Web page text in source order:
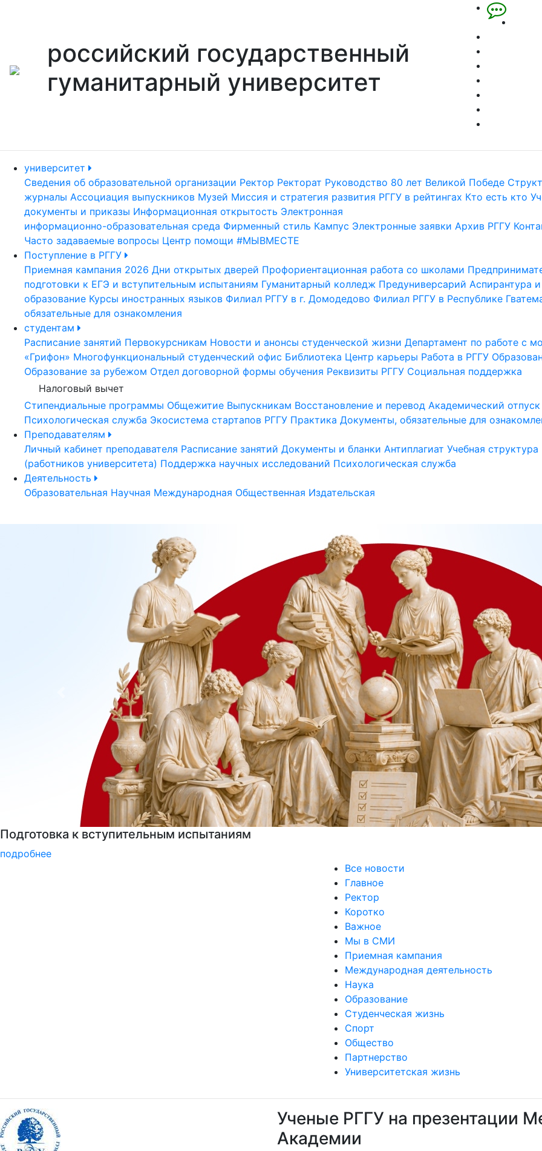
российский государственный
гуманитарный университет
университет
Сведения об образовательной организации Ректор Ректорат Руководство 80 лет Великой Победе
журналы Ассоциация выпускников Музей Миссия и стратегия развития РГГУ в рейтингах Кто есть кто
документы и приказы Информационная открытость Электронная
информационно-образовательная среда Фирменный стиль Кампус Электронные заявки Архив РГГУ
Часто задаваемые вопросы Центр помощи #МЫВМЕСТЕ
Поступление в РГГУ
Приемная кампания 2026 Дни открытых дверей Профориентационная работа со школами
подготовки к ЕГЭ и вступительным испытаниям Гуманитарный колледж Предуниверсарий Аспирантура
образование Курсы иностранных языков Филиал РГГУ в г. Домодедово Филиал РГГУ в Республике
обязательные для ознакомления
студентам
Расписание занятий Первокурсникам Новости и анонсы студенческой жизни Департамент по работе с
«Грифон» Многофункциональный студенческий офис Библиотека Центр карьеры Работа в РГГУ
Образование за рубежом Отдел договорной формы обучения Реквизиты РГГУ Социальная поддержка
Налоговый вычет
Стипендиальные программы Общежитие Выпускникам Восстановление и перевод Академический отпуск
Психологическая служба Экосистема стартапов РГГУ Практика Документы, обязательные для
Преподавателям
Личный кабинет преподавателя Расписание занятий Документы и бланки Антиплагиат Учебная структура
(работников университета) Поддержка научных исследований Психологическая служба
Деятельность
Образовательная Научная Международная Общественная Издательская
Подготовительные курсы к ЕГЭ
подробнее
Все новости
Главное
Ректор
Коротко
Важное
Мы в СМИ
Приемная кампания
Международная деятельность
Наука
Образование
Студенческая жизнь
Спорт
Общество
Партнерство
Университетская жизнь
Ученые РГГУ на презентации
Академии